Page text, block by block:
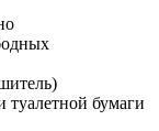
бумаги